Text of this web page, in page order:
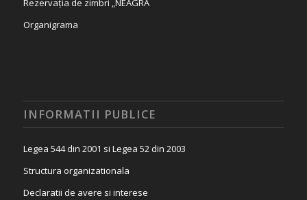
Rezervația de zimbri „NEAGRA
Organigrama
INFORMATII PUBLICE
Legea 544 din 2001 si Legea 52 din 2003
Structura organizationala
Declaratii de avere si interese